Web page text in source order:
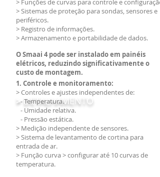
> Funções de curvas para controle e configuração.
> Sistemas de proteção para sondas, sensores e
periféricos.
> Registro de informações.
> Armazenamento e portabilidade de dados.
O Smaai 4 pode ser instalado em painéis
elétricos, reduzindo significativamente o
custo de montagem.
>DETALHAMENTO
1. Controle e monitoramento:
> Controles e ajustes independentes de:
- Temperatura.
- Umidade relativa.
- Pressão estática.
> Medição independente de sensores.
> Sistema de levantamento de cortina para
entrada de ar.
> Função curva > configurar até 10 curvas de
temperatura.